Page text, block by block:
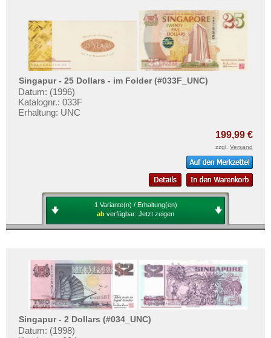
Singapur - 25 Dollars - im Folder (#033F_UNC)
Datum: (1996)
Katalognr.: 033F
Erhaltung: UNC
199,99 €
zzgl. Versand
1 Variante(n) / Erhaltung(en)
ab verfügbar: Jetzt zeigen
Singapur - 2 Dollars (#034_UNC)
Datum: (1998)